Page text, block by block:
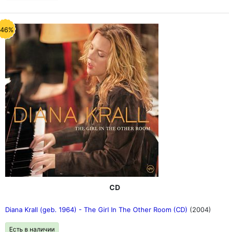
CD
Diana Krall (geb. 1964) - The Girl In The Other Room (CD) (2004)
Есть в наличии